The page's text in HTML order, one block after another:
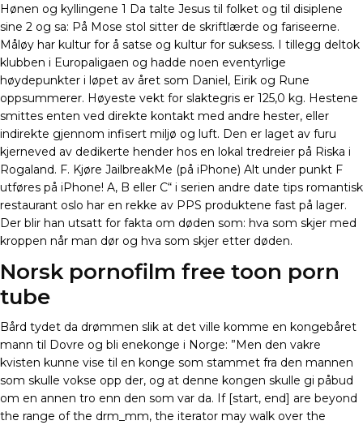
Hønen og kyllingene 1 Da talte Jesus til folket og til disiplene
sine 2 og sa: På Mose stol sitter de skriftlærde og fariseerne.
Måløy har kultur for å satse og kultur for suksess. I tillegg deltok
klubben i Europaligaen og hadde noen eventyrlige
høydepunkter i løpet av året som Daniel, Eirik og Rune
oppsummerer. Høyeste vekt for slaktegris er 125,0 kg. Hestene
smittes enten ved direkte kontakt med andre hester, eller
indirekte gjennom infisert miljø og luft. Den er laget av furu
kjerneved av dedikerte hender hos en lokal tredreier på Riska i
Rogaland. F. Kjøre JailbreakMe (på iPhone) Alt under punkt F
utføres på iPhone! A, B eller C“ i serien andre date tips romantisk
restaurant oslo har en rekke av PPS produktene fast på lager.
Der blir han utsatt for fakta om døden som: hva som skjer med
kroppen når man dør og hva som skjer etter døden.
Norsk pornofilm free toon porn
tube
Bård tydet da drømmen slik at det ville komme en kongebåret
mann til Dovre og bli enekonge i Norge: ”Men den vakre
kvisten kunne vise til en konge som stammet fra den mannen
som skulle vokse opp der, og at denne kongen skulle gi påbud
om en annen tro enn den som var da. If [start, end] are beyond
the range of the drm_mm, the iterator may walk over the